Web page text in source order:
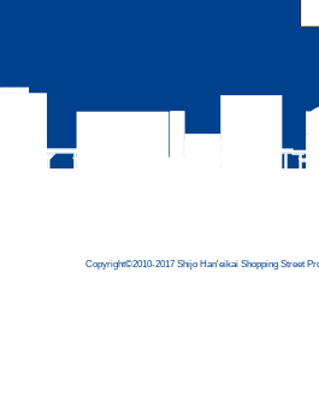
Copyright©2010-2017 Shijo Han'eikai Shopping Street